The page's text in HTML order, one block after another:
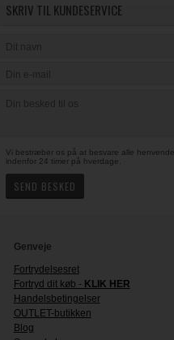
SKRIV TIL KUNDESERVICE
Vi bestræber os på at besvare alle
indenfor 24 timer på hverdage.
Genveje
Fortrydelsesret
Fortryd dit køb - KLIK HER
Handelsbetingelser
OUTLET-butikken
Blog